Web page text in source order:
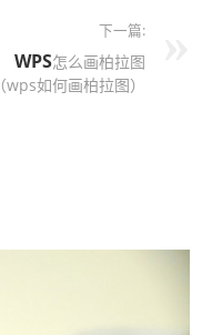
下一篇:
WPS怎么画柏拉图
（wps如何画柏拉图）